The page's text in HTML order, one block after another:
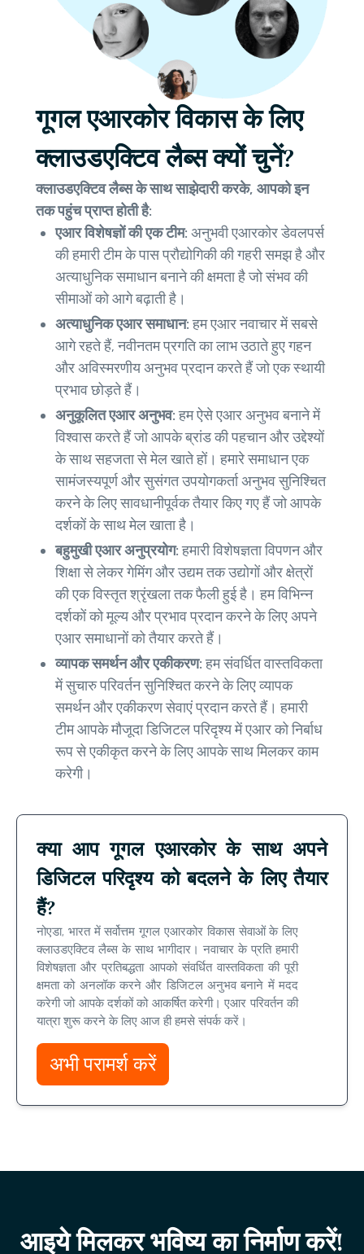
गूगल एआरकोर विकास के लिए
क्लाउडएक्टिव लैब्स क्यों चुनें?
क्लाउडएक्टिव लैब्स के साथ साझेदारी करके, आपको इन
तक पहुंच प्राप्त होती है:
एआर विशेषज्ञों की एक टीम: अनुभवी एआरकोर डेवलपर्स
की हमारी टीम के पास प्रौद्योगिकी की गहरी समझ है और
अत्याधुनिक समाधान बनाने की क्षमता है जो संभव की
सीमाओं को आगे बढ़ाती है।
अत्याधुनिक एआर समाधान:हम एआर नवाचार में सबसे
आगे रहते हैं, नवीनतम प्रगति का लाभ उठाते हुए गहन
और अविस्मरणीय अनुभव प्रदान करते हैं जो एक स्थायी
प्रभाव छोड़ते हैं।
अनुकूलित एआर अनुभव:हम ऐसे एआर अनुभव बनाने में
विश्वास करते हैं जो आपके ब्रांड की पहचान और उद्देश्यों
के साथ सहजता से मेल खाते हों। हमारे समाधान एक
सामंजस्यपूर्ण और सुसंगत उपयोगकर्ता अनुभव सुनिश्चित
करने के लिए सावधानीपूर्वक तैयार किए गए हैं जो आपके
दर्शकों के साथ मेल खाता है।
बहुमुखी एआर अनुप्रयोग:हमारी विशेषज्ञता विपणन और
शिक्षा से लेकर गेमिंग और उद्यम तक उद्योगों और क्षेत्रों
की एक विस्तृत श्रृंखला तक फैली हुई है। हम विभिन्न
दर्शकों को मूल्य और प्रभाव प्रदान करने के लिए अपने
एआर समाधानों को तैयार करते हैं।
व्यापक समर्थन और एकीकरण:हम संवर्धित वास्तविकता
में सुचारु परिवर्तन सुनिश्चित करने के लिए व्यापक
समर्थन और एकीकरण सेवाएं प्रदान करते हैं। हमारी
टीम आपके मौजूदा डिजिटल परिदृश्य में एआर को निर्बाध
रूप से एकीकृत करने के लिए आपके साथ मिलकर काम
करेगी।
क्या आप गूगल एआरकोर के साथ अपने
डिजिटल परिदृश्य को बदलने के लिए तैयार
हैं?
नोएडा, भारत में सर्वोत्तम गूगल एआरकोर विकास सेवाओं के लिए
क्लाउडएक्टिव लैब्स के साथ भागीदार। नवाचार के प्रति हमारी
विशेषज्ञता और प्रतिबद्धता आपको संवर्धित वास्तविकता की पूरी
क्षमता को अनलॉक करने और डिजिटल अनुभव बनाने में मदद
करेगी जो आपके दर्शकों को आकर्षित करेगी। एआर परिवर्तन की
यात्रा शुरू करने के लिए आज ही हमसे संपर्क करें।
अभी परामर्श करें
आइये मिलकर भविष्य का निर्माण करें!